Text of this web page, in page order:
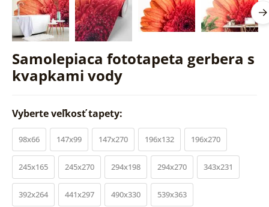
Samolepiaca fototapeta gerbera s
kvapkami vody
Vyberte veľkosť tapety:
98x66 147x99 147x270 196x132 196x270
245x165 245x270 294x198 294x270 343x231
392x264 441x297 490x330 539x363